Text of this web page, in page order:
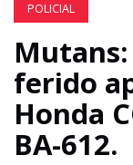
ESPECIAL
ESPORTE
POLICIAL
ferido
Honda
BA-612.